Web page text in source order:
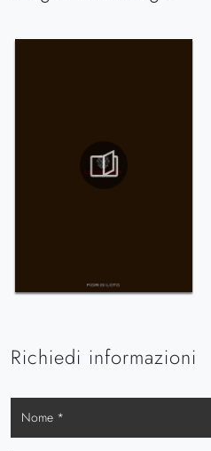
Richiedi informazioni